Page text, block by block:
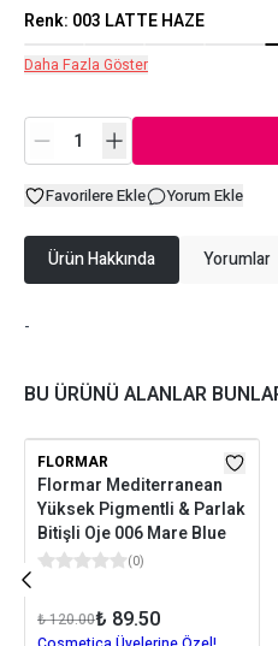
Renk: 003 LATTE HAZE
Daha Fazla Göster
Favorilere Ekle Yorum Ekle
Ürün Hakkında Yorumlar
-
BU ÜRÜNÜ ALANLAR
FLORMAR
Flormar Mediterranean
Yüksek Pigmentli & Parlak
Bitişli Oje 006 Mare Blue
(0)
₺ 120.00₺ 89.50